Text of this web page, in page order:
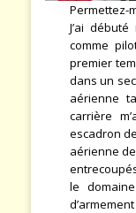
Permettez-
J’ai
comme
premier
dans un
aérienne
carrière
escadron
aérienne
le